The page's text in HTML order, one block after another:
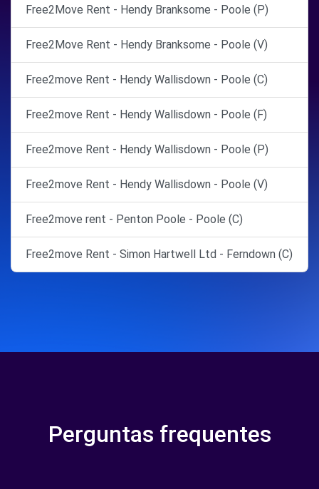
Free2Move Rent - Hendy Branksome - Poole (P)
Free2Move Rent - Hendy Branksome - Poole (V)
Free2move Rent - Hendy Wallisdown - Poole (C)
Free2move Rent - Hendy Wallisdown - Poole (F)
Free2move Rent - Hendy Wallisdown - Poole (P)
Free2move Rent - Hendy Wallisdown - Poole (V)
Free2move rent - Penton Poole - Poole (C)
Free2move Rent - Simon Hartwell Ltd - Ferndown (C)
Perguntas frequentes